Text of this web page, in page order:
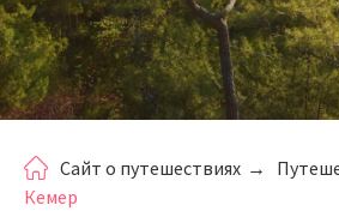
Сайт о путешествиях →
Кемер